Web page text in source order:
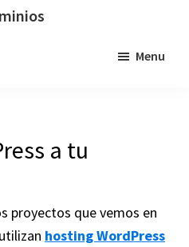
Menu
a tu
proyectos que vemos en
hosting WordPress